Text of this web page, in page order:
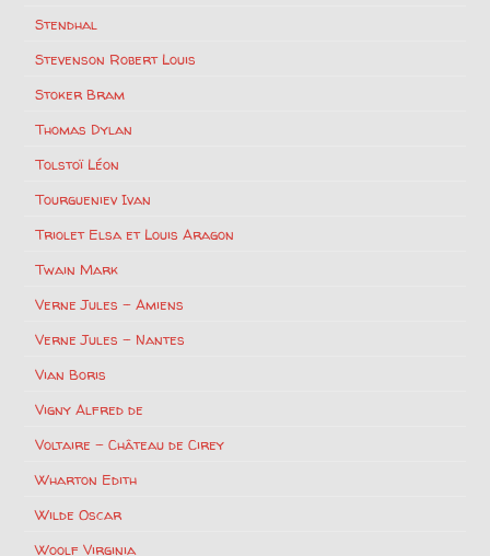
Stendhal
Stevenson Robert Louis
Stoker Bram
Thomas Dylan
Tolstoï Léon
Tourgueniev Ivan
Triolet Elsa et Louis Aragon
Twain Mark
Verne Jules – Amiens
Verne Jules – Nantes
Vian Boris
Vigny Alfred de
Voltaire – Château de Cirey
Wharton Edith
Wilde Oscar
Woolf Virginia